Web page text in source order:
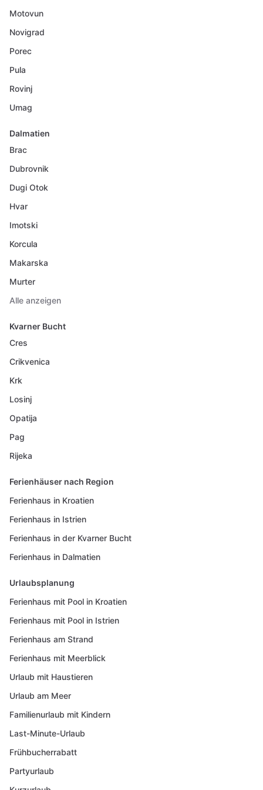
Motovun
Novigrad
Porec
Pula
Rovinj
Umag
Dalmatien
Brac
Dubrovnik
Dugi Otok
Hvar
Imotski
Korcula
Makarska
Murter
Alle anzeigen
Kvarner Bucht
Cres
Crikvenica
Krk
Losinj
Opatija
Pag
Rijeka
Ferienhäuser nach Region
Ferienhaus in Kroatien
Ferienhaus in Istrien
Ferienhaus in der Kvarner Bucht
Ferienhaus in Dalmatien
Urlaubsplanung
Ferienhaus mit Pool in Kroatien
Ferienhaus mit Pool in Istrien
Ferienhaus am Strand
Ferienhaus mit Meerblick
Urlaub mit Haustieren
Urlaub am Meer
Familienurlaub mit Kindern
Last-Minute-Urlaub
Frühbucherrabatt
Partyurlaub